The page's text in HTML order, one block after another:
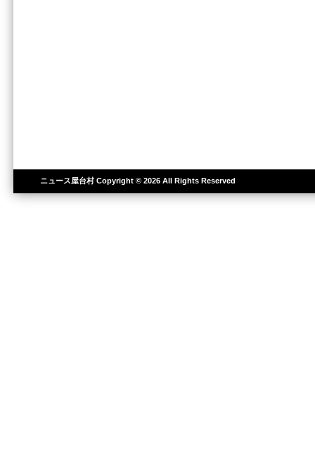
ニュース屋台村Copyright © 2026 All Rights Reserved